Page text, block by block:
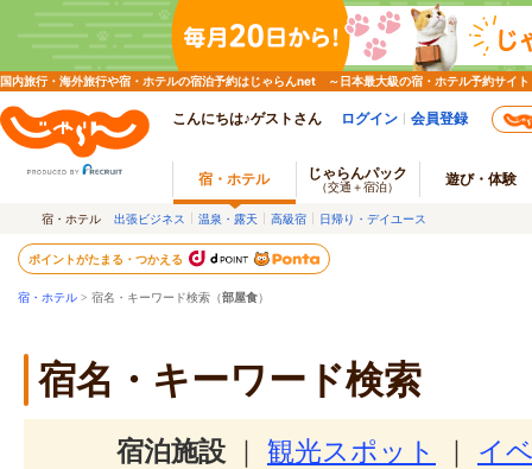
国内旅行・海外旅行や宿・ホテルの宿泊予約はじゃらんnet ～日本最大級の宿・ホテル予約サイト
こんにちは♪ゲストさん ログイン 会員登録
宿・ホテル じゃらんパック
（交通＋宿泊） 遊び・体験
宿・ホテル 出張ビジネス 温泉・露天 高級宿 日帰り・デイユース
ポイントがたまる・つかえる
宿・ホテル > 宿名・キーワード検索（部屋食）
宿名・キーワード検索
宿泊施設 観光スポット イ